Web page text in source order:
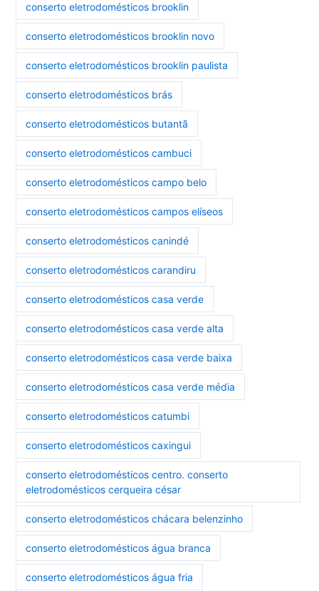
conserto eletrodomésticos brooklin
conserto eletrodomésticos brooklin novo
conserto eletrodomésticos brooklin paulista
conserto eletrodomésticos brás
conserto eletrodomésticos butantã
conserto eletrodomésticos cambuci
conserto eletrodomésticos campo belo
conserto eletrodomésticos campos elíseos
conserto eletrodomésticos canindé
conserto eletrodomésticos carandiru
conserto eletrodomésticos casa verde
conserto eletrodomésticos casa verde alta
conserto eletrodomésticos casa verde baixa
conserto eletrodomésticos casa verde média
conserto eletrodomésticos catumbi
conserto eletrodomésticos caxingui
conserto eletrodomésticos centro. conserto
eletrodomésticos cerqueira césar
conserto eletrodomésticos chácara belenzinho
conserto eletrodomésticos água branca
conserto eletrodomésticos água fria